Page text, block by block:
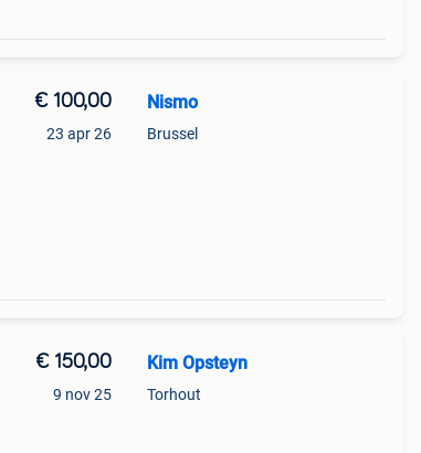
€ 100,00
23 apr 26
Nismo
Brussel
€ 150,00
9 nov 25
Kim Opsteyn
Torhout